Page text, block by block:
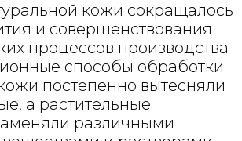
кожи сокращалось
и совершенствования
процессов производства
способы обработки
постепенно вытесняли
а растительные
различными